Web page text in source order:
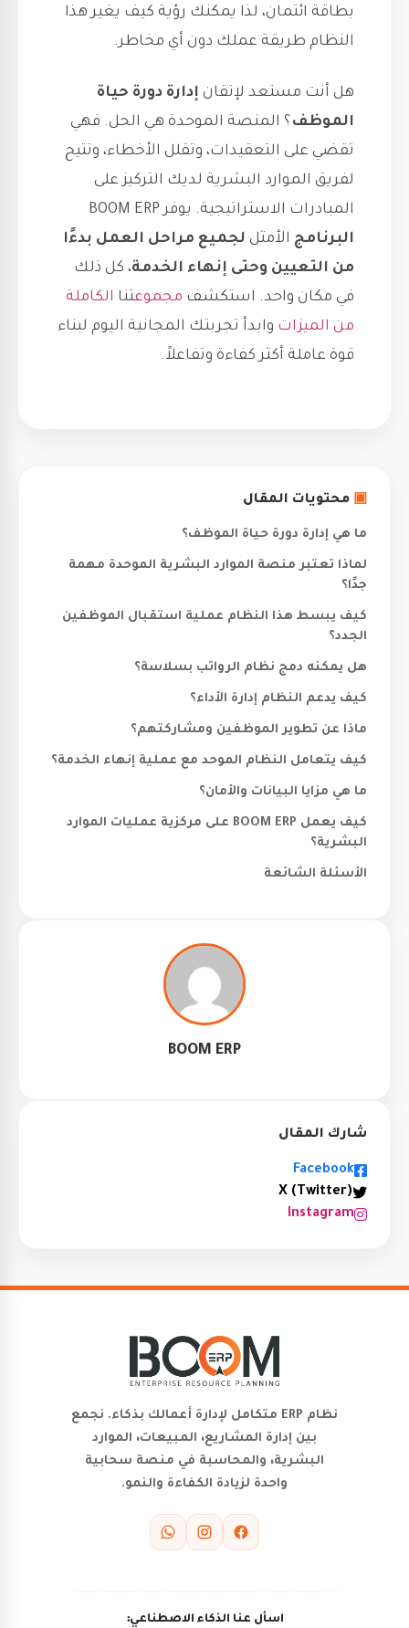
بطاقة ائتمان، لذا يمكنك رؤية كيف يغير هذا
النظام طريقة عملك دون أي مخاطر.
هل أنت مستعد لإتقان إدارة دورة حياة
الموظف ؟ المنصة الموحدة هي الحل. فهي
تقضي على التعقيدات، وتقلل الأخطاء، وتتيح
لفريق الموارد البشرية لديك التركيز على
المبادرات الاستراتيجية. يوفر BOOM ERP
البرنامج الأمثل لجميع مراحل العمل بدءًا
من التعيين وحتى إنهاء الخدمة، كل ذلك
في مكان واحد. استكشف مجموعتنا الكاملة
من الميزات وابدأ تجربتك المجانية اليوم لبناء
قوة عاملة أكثر كفاءة وتفاعلاً.
▣ محتويات المقال
ما هي إدارة دورة حياة الموظف؟
لماذا تعتبر منصة الموارد البشرية الموحدة مهمة
جدًا؟
كيف يبسط هذا النظام عملية استقبال الموظفين
الجدد؟
هل يمكنه دمج نظام الرواتب بسلاسة؟
كيف يدعم النظام إدارة الأداء؟
ماذا عن تطوير الموظفين ومشاركتهم؟
كيف يتعامل النظام الموحد مع عملية إنهاء الخدمة؟
ما هي مزايا البيانات والأمان؟
كيف يعمل BOOM ERP على مركزية عمليات الموارد
البشرية؟
الأسئلة الشائعة
BOOM ERP
شارك المقال
Facebook
X (Twitter)
Instagram
نظام ERP متكامل لإدارة أعمالك بذكاء. نجمع
بين إدارة المشاريع، المبيعات، الموارد
البشرية، والمحاسبة في منصة سحابية
واحدة لزيادة الكفاءة والنمو.
اسأل عنا الذكاء الاصطناعي: